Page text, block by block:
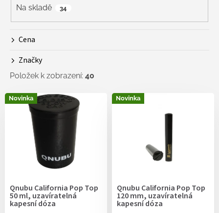
Na skladě 34
Cena
Značky
Položek k zobrazení: 40
V
ý
Novinka
Qnubu California Pop Top
50 ml, uzavíratelná
kapesní dóza
Novinka
Qnubu California Pop Top
120 mm, uzavíratelná
kapesní dóza